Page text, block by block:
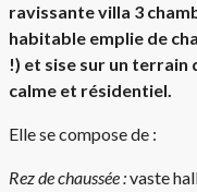
ravissante villa 3
habitable emplie de
!) et sise sur un terrain
calme et résidentiel.
Elle se compose de :
Rez de chaussée :vaste